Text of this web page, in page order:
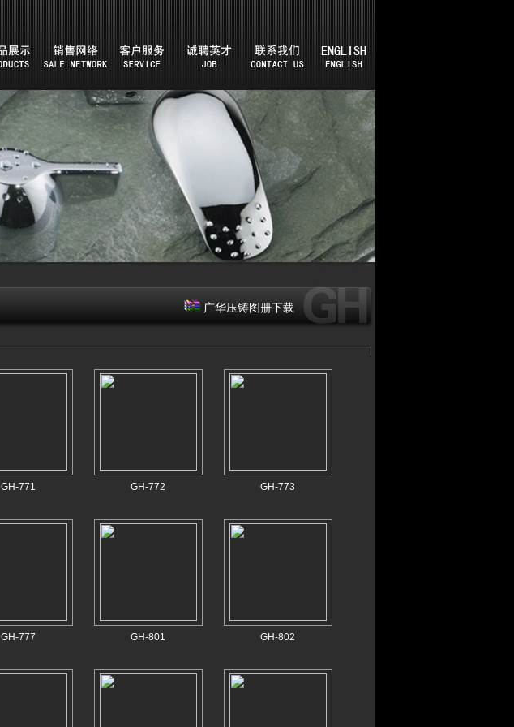
广华压铸图册下载
GH-771 GH-772 GH-773
GH-777 GH-801 GH-802